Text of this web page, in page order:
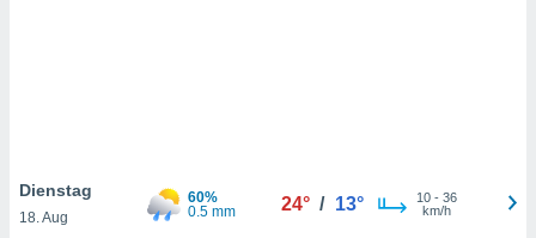
von
Dienstag
18. Aug
60%
0.5 mm
24° / 13° 10- 36
km/h